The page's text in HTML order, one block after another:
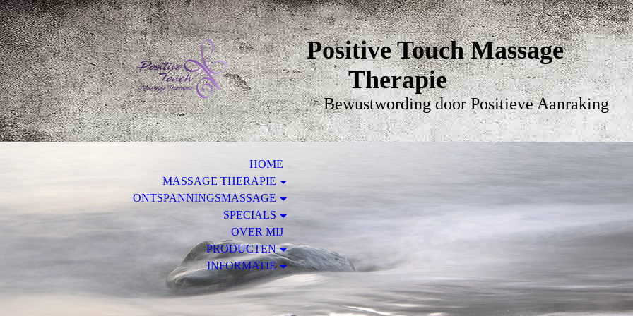
Positive Touch
Therapie
Bewustwording door Positieve Aanraking
HOME
MASSAGE THERAPIE
ONTSPANNINGSMASSAGE
SPECIALS
OVER MIJ
PRODUCTEN
INFORMATIE